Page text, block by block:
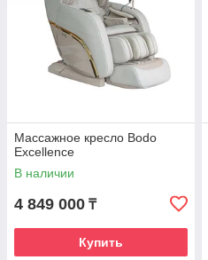
Массажное кресло Bodo
Excellence
В наличии
4 849 000 ₸
Купить